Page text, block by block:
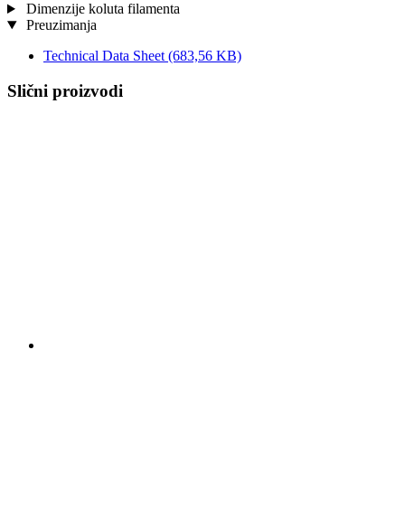
Dimenzije koluta filamenta
Preuzimanja
Technical Data Sheet (683,56 KB)
Slični proizvodi